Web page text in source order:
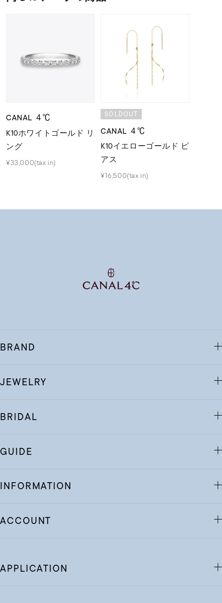
CANAL ４℃
K10ホワイトゴールド リ
ング
¥33,000(tax in)
SOLDOUT
CANAL ４℃
K10イエローゴールド ピ
アス
¥16,500(tax in)
BRAND
JEWELRY
BRIDAL
GUIDE
INFORMATION
ACCOUNT
APPLICATION